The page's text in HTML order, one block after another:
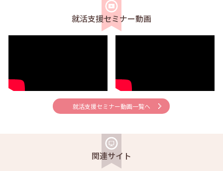
セミナー 在職者 学生
【釧路・対面】6月12日（金）就勝塾 自己分析 13:30～14:30
【オンライン】6月12日（金）就活ストレス４つの解消法 14:00～
14:30
2026年06月01日(月) セミナー 在職者 学生 求職者
在職者
就活支援セミナー動画
就活支援セミナー動画一覧へ
関連サイト